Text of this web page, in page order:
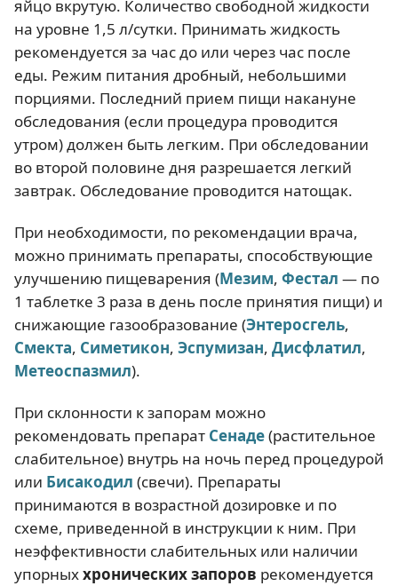
яйцо вкрутую. Количество свободной жидкости
на уровне 1,5 л/сутки. Принимать жидкость
рекомендуется за час до или через час после
еды. Режим питания дробный, небольшими
порциями. Последний прием пищи накануне
обследования (если процедура проводится
утром) должен быть легким. При обследовании
во второй половине дня разрешается легкий
завтрак. Обследование проводится натощак.
При необходимости, по рекомендации врача,
можно принимать препараты, способствующие
улучшению пищеварения (Мезим, Фестал — по
1 таблетке 3 раза в день после принятия пищи) и
снижающие газообразование (Энтеросгель,
Смекта, Симетикон, Эспумизан, Дисфлатил,
Метеоспазмил).
При склонности к запорам можно
рекомендовать препарат Сенаде(растительное
слабительное) внутрь на ночь перед процедурой
или Бисакодил (свечи). Препараты
принимаются в возрастной дозировке и по
схеме, приведенной в инструкции к ним. При
неэффективности слабительных или наличии
упорныххронических запоров рекомендуется